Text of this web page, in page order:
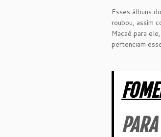
Esses álbuns
roubou, assim
Macaé para
pertenciam